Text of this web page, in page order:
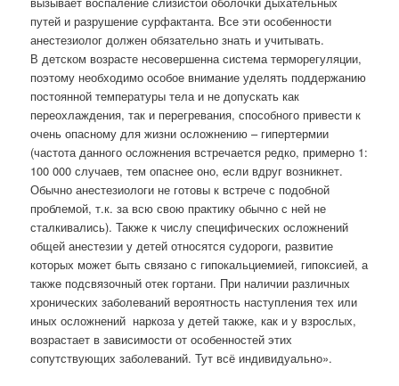
путей и разрушение сурфактанта. Все эти особенности
анестезиолог должен обязательно знать и учитывать.
В детском возрасте несовершенна система терморегуляции,
поэтому необходимо особое внимание уделять поддержанию
постоянной температуры тела и не допускать как
переохлаждения, так и перегревания, способного привести к
очень опасному для жизни осложнению – гипертермии
(частота данного осложнения встречается редко, примерно 1:
100 000 случаев, тем опаснее оно, если вдруг возникнет.
Обычно анестезиологи не готовы к встрече с подобной
проблемой, т.к. за всю свою практику обычно с ней не
сталкивались). Также к числу специфических осложнений
общей анестезии у детей относятся судороги, развитие
которых может быть связано с гипокальциемией, гипоксией, а
также подсвязочный отек гортани. При наличии различных
хронических заболеваний вероятность наступления тех или
иных осложнений наркоза у детей также, как и у взрослых,
возрастает в зависимости от особенностей этих
сопутствующих заболеваний. Тут всё индивидуально».